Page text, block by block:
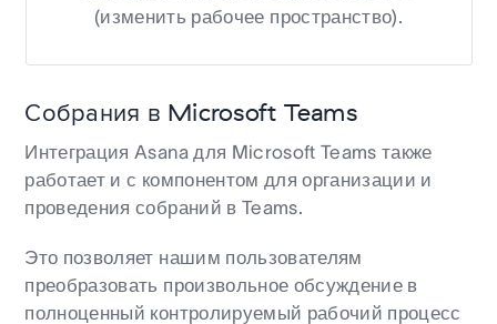
(изменить рабочее пространство).
Собрания в Microsoft Teams
Интеграция Asana для Microsoft Teams также
работает и с компонентом для организации и
проведения собраний в Teams.
Это позволяет нашим пользователям
преобразовать произвольное обсуждение в
полноценный контролируемый рабочий процесс